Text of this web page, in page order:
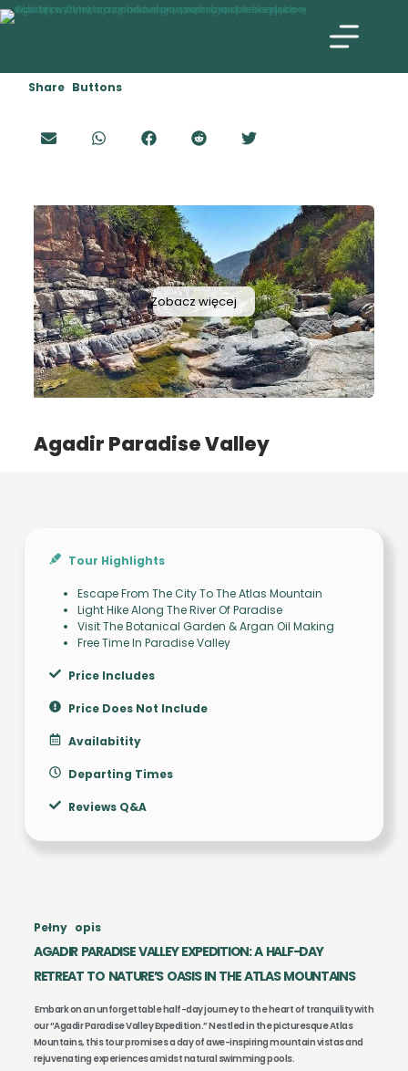
Share Buttons
Zobacz więcej
Agadir Paradise Valley
Tour Highlights
Escape From The City To The Atlas Mountain
Light Hike Along The River Of Paradise
Visit The Botanical Garden & Argan Oil Making
Free Time In Paradise Valley
Price Includes
Price Does Not Include
Availabitity
Departing Times
Reviews Q&A
Pełny opis
AGADIR PARADISE VALLEY EXPEDITION: A HALF-DAY
RETREAT TO NATURE’S OASIS IN THE ATLAS MOUNTAINS
Embark on an unforgettable half-day journey to the heart of tranquility with
our “Agadir Paradise Valley Expedition.” Nestled in the picturesque Atlas
Mountains, this tour promises a day of awe-inspiring mountain vistas and
rejuvenating experiences amidst natural swimming pools.